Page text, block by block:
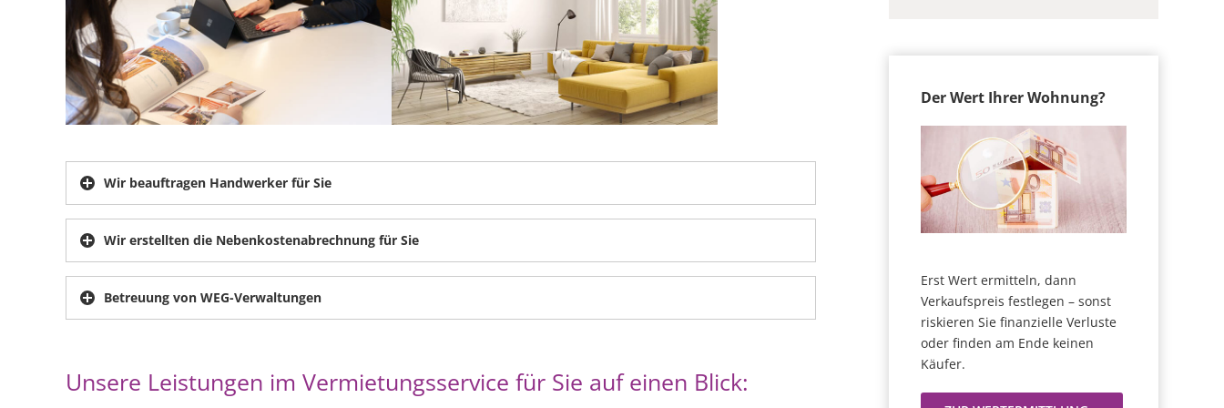
Wir beauftragen Handwerker für Sie
Wir erstellten die Nebenkostenabrechnung für Sie
Betreuung von WEG-Verwaltungen
Unsere Leistungen im Vermietungsservice für Sie auf einen Blick:
Der Wert Ihrer Wohnung?
Erst Wert ermitteln, dann
Verkaufspreis festlegen – sonst
riskieren Sie finanzielle Verluste
oder finden am Ende keinen
Käufer.